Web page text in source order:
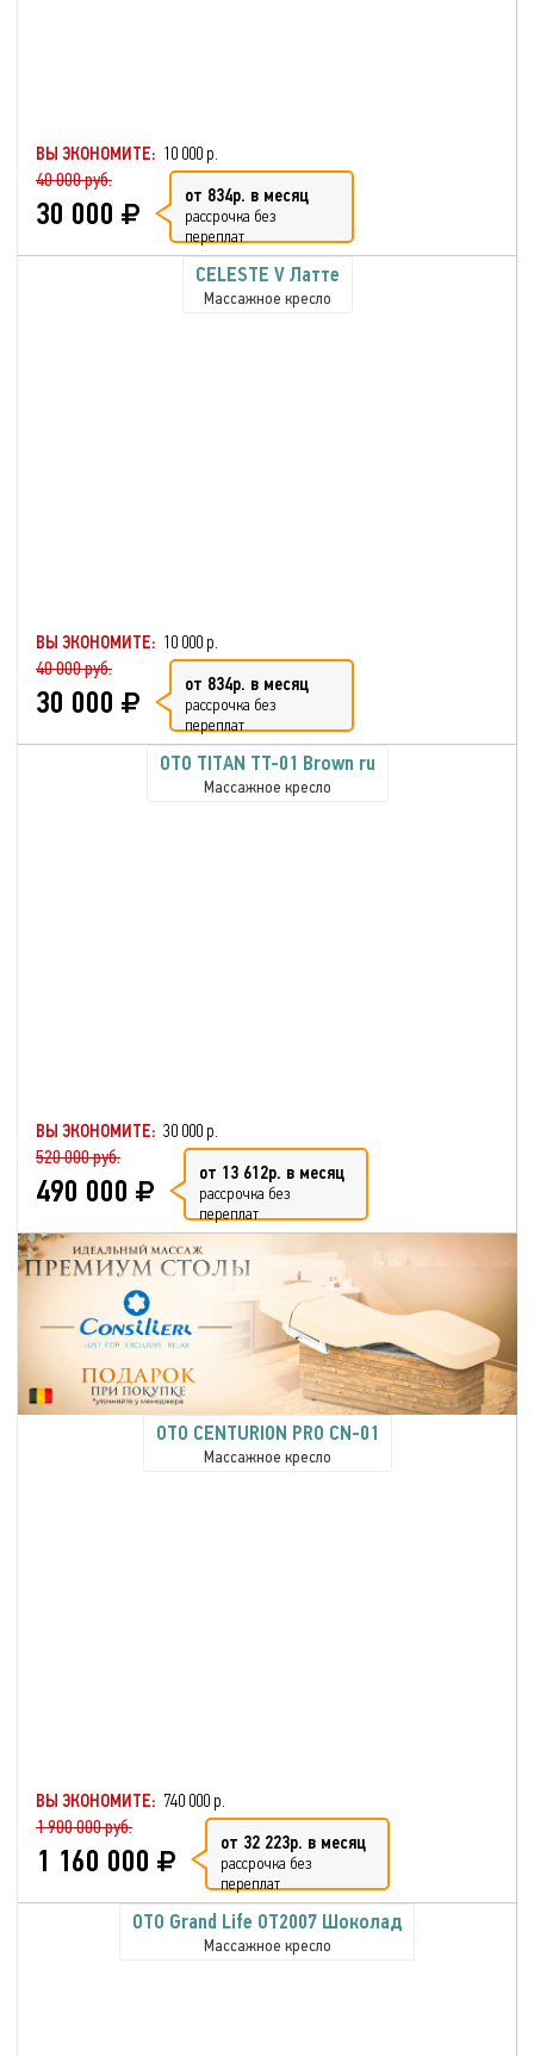
ВЫ ЭКОНОМИТЕ: 10 000 р.
40 000 руб.
30 000 от 834р. в месяц
рассрочка без
переплат
CELESTE V Латте
Массажное кресло
ВЫ ЭКОНОМИТЕ: 10 000 р.
40 000 руб.
30 000 от 834р. в месяц
рассрочка без
переплат
OTO TITAN TT-01 Brown ru
Массажное кресло
ВЫ ЭКОНОМИТЕ: 30 000 р.
520 000 руб.
490 000 от 13 612р. в месяц
рассрочка без
переплат
OTO CENTURION PRO CN-01
Массажное кресло
ВЫ ЭКОНОМИТЕ: 740 000 р.
1 900 000 руб.
1 160 000 от 32 223р. в месяц
рассрочка без
переплат
OTO Grand Life OT2007 Шоколад
Массажное кресло